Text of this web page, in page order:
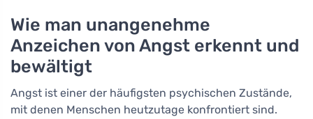
Wie man unangenehme
Anzeichen von Angst erkennt und
bewältigt
Angst ist einer der häufigsten psychischen Zustände,
mit denen Menschen heutzutage konfrontiert sind.